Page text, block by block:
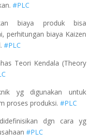
#PLC
biaya produk bisa
perhitungan biaya Kaizen
#PLC
Teori Kendala (Theory
yg digunakan untuk
proses produksi. #PLC
dgn cara yg
#PLC